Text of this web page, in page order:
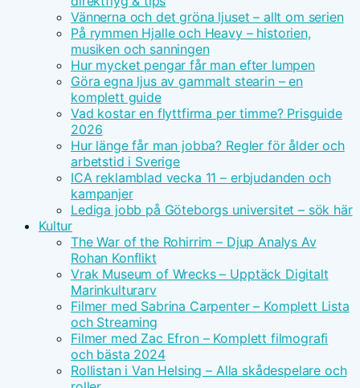
Vännerna och det gröna ljuset – allt om serien
På rymmen Hjalle och Heavy – historien,
musiken och sanningen
Hur mycket pengar får man efter lumpen
Göra egna ljus av gammalt stearin – en
komplett guide
Vad kostar en flyttfirma per timme? Prisguide
2026
Hur länge får man jobba? Regler för ålder och
arbetstid i Sverige
ICA reklamblad vecka 11 – erbjudanden och
kampanjer
Lediga jobb på Göteborgs universitet – sök här
Kultur
The War of the Rohirrim – Djup Analys Av
Rohan Konflikt
Vrak Museum of Wrecks – Upptäck Digitalt
Marinkulturarv
Filmer med Sabrina Carpenter – Komplett Lista
och Streaming
Filmer med Zac Efron – Komplett filmografi
och bästa 2024
Rollistan i Van Helsing – Alla skådespelare och